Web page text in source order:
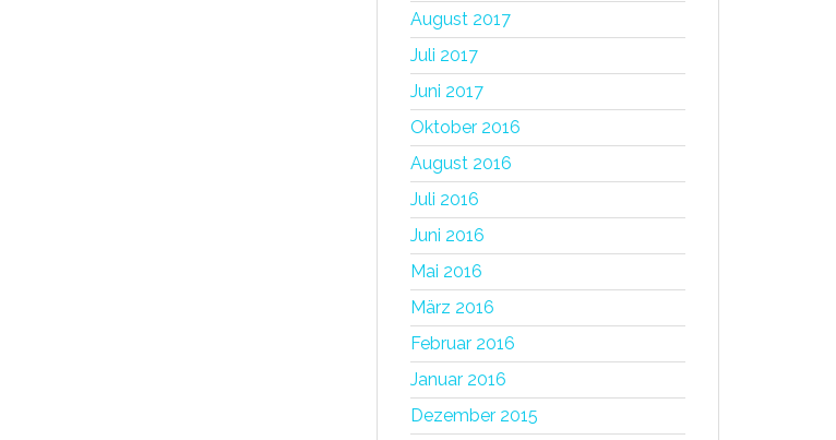
August 2017
Juli 2017
Juni 2017
Oktober 2016
August 2016
Juli 2016
Juni 2016
Mai 2016
März 2016
Februar 2016
Januar 2016
Dezember 2015